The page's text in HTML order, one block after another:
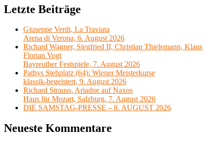
(1.
Letzte Beiträge
Giuseppe Verdi, La Traviata
Arena di Verona, 6. August 2026
Richard Wagner, Siegfried II, Christian Thielemann, Klaus
Florian Vogt
Bayreuther Festspiele, 7. August 2026
Pathys Stehplatz (64): Wiener Meisterkurse
klassik-begeistert, 9. August 2026
Richard Strauss, Ariadne auf Naxos
Haus für Mozart, Salzburg, 7. August 2026
DIE SAMSTAG-PRESSE – 8. AUGUST 2026
Neueste Kommentare